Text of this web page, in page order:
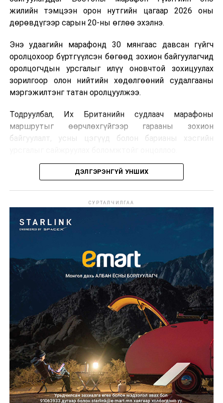
хоногшсон Польшийн уран сайхны "Нохойтой дөрвөн
танкчин", "Яношик", "Аминаас чухал үйлс" зэрэг
кинонуудыг албан ёсны эрхтэй, дуу, дүрсний өндөр
чанартайгаар үзэгчдэд хүргэхээр боллоо.
жилийн тэмцээн орон нутгийн цагаар 2026 оны
дөрөвдүгээр сарын 20-ны өглөө эхэлнэ.
Энэ удаагийн марафонд 30 мянгаас давсан гүйгч
оролцохоор бүртгүүлсэн бөгөөд зохион байгуулагчид
оролцогчдын урсгалыг илүү оновчтой зохицуулах
зорилгоор олон нийтийн хөдөлгөөний судалгааны
мэргэжилтэнг татан оролцуулжээ.
Тодруулбал, Их Британийн судлаач марафоны
маршрутыг өөрчлөхгүйгээр гарааны зохион
байгуулалт, усны цэгүүд болон барианы хэсгийн
Мөн оролцогчдын бөөгнөрлийг бууруулах зорилгоор
чиглэж байна. Зохион байгуулагчид энэхүү
зохицуулалт нь марафоны уламжлалт хэлбэрийг
хадгалахтай зэрэгцэн оролцогчдын аюулгүй байдал,
тав тухыг сайжруулахад чиглэж буйг мэдээллээ.
Сонирхуулахад, Бостоны марафон нь дэлхийн
хамгийн эртний марафонуудын нэг бөгөөд анх 1897
онд зохион байгуулагдсан. Түүнээс хойш жил бүр
тасралтгүй зохион байгуулагдаж ирсэн бөгөөд АНУ-
ын Эх орончдын өдөрт зориулан дөрөвдүгээр сарын
гурав дахь Даваа гаригт уламжлал болгон явуулдаг.
Олон улсын марафоны тэмцээнүүд дундаас нэр
хүндээрээ тэргүүлэх энэхүү уралдаанд оролцохын
тулд гүйгчид тодорхой босго хугацаа давсан байх
шаардлагатай нь онцлог юм.
ДЭЛГЭРЭНГҮЙ УНШИХ
СУРТАЛЧИЛГАА